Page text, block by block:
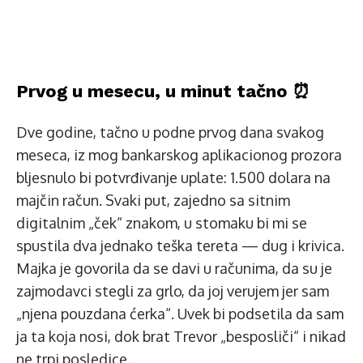
Prvog u mesecu, u minut tačno ⏰
Dve godine, tačno u podne prvog dana svakog
meseca, iz mog bankarskog aplikacionog prozora
bljesnulo bi potvrđivanje uplate: 1.500 dolara na
majčin račun. Svaki put, zajedno sa sitnim
digitalnim „ček“ znakom, u stomaku bi mi se
spustila dva jednako teška tereta — dug i krivica.
Majka je govorila da se davi u računima, da su je
zajmodavci stegli za grlo, da joj verujem jer sam
„njena pouzdana ćerka“. Uvek bi podsetila da sam
ja ta koja nosi, dok brat Trevor „besposliči“ i nikad
ne trpi posledice.